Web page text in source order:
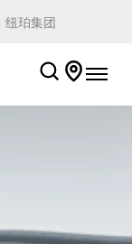
纽珀集团